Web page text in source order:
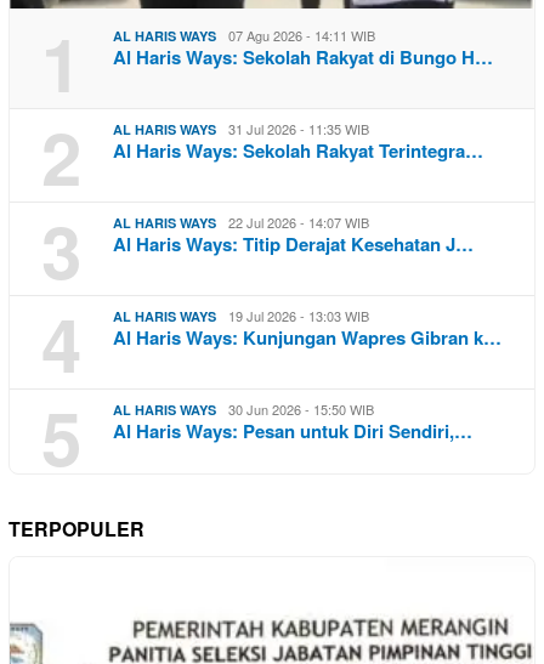
1 AL HARIS WAYS 07 Agu 2026 - 14:11 WIB
Al Haris Ways: Sekolah Rakyat di Bungo H…
2 AL HARIS WAYS 31 Jul 2026 - 11:35 WIB
Al Haris Ways: Sekolah Rakyat Terintegra…
3 AL HARIS WAYS 22 Jul 2026 - 14:07 WIB
Al Haris Ways: Titip Derajat Kesehatan J…
4 AL HARIS WAYS 19 Jul 2026 - 13:03 WIB
Al Haris Ways: Kunjungan Wapres Gibran k…
5 AL HARIS WAYS 30 Jun 2026 - 15:50 WIB
Al Haris Ways: Pesan untuk Diri Sendiri,…
TERPOPULER